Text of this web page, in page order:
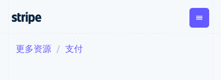
支付
按企业阶段
文档学习
更多资源 支付